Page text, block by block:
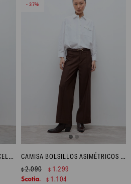
CAMISA RAYADA OVERSIZED - CELESTE
37
CAMISA BOLSILLOS ASIMÉTRICOS - BLANCO
$2.090 $ 1.299
$ 1.104